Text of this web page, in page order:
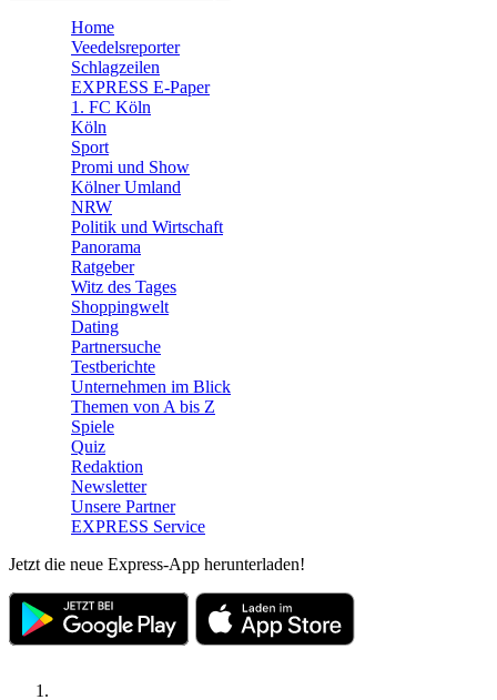
Home
Veedelsreporter
Schlagzeilen
EXPRESS E-Paper
1. FC Köln
Köln
Sport
Promi und Show
Kölner Umland
NRW
Politik und Wirtschaft
Panorama
Ratgeber
Witz des Tages
Shoppingwelt
Dating
Partnersuche
Testberichte
Unternehmen im Blick
Themen von A bis Z
Spiele
Quiz
Redaktion
Newsletter
Unsere Partner
EXPRESS Service
Jetzt die neue Express-App herunterladen!